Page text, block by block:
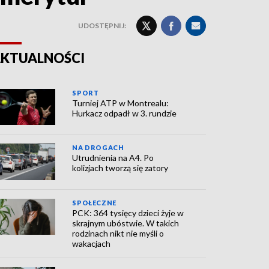
UDOSTĘPNIJ:
SPORT
Turniej ATP w Montrealu:
Hurkacz odpadł w 3. rundzie
NA DROGACH
Utrudnienia na A4. Po
kolizjach tworzą się zatory
SPOŁECZNE
PCK: 364 tysięcy dzieci żyje w
skrajnym ubóstwie. W takich
rodzinach nikt nie myśli o
wakacjach